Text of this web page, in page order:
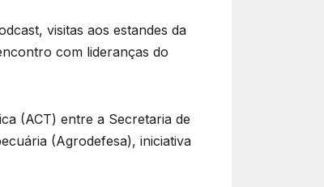
visitas aos estandes da
com lideranças do
(ACT) entre a Secretaria de
(Agrodefesa), iniciativa